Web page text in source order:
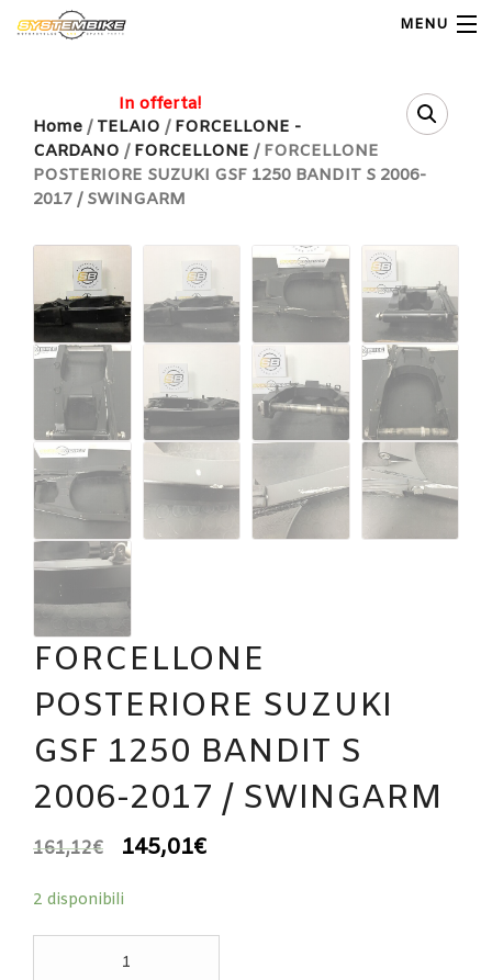
MENU
Home
Shop Moto
Shop Ricambi
Note Generali
Carrello
Contatti
Home / TELAIO / FORCELLONE -
CARDANO / FORCELLONE / FORCELLONE
POSTERIORE SUZUKI GSF 1250 BANDIT S 2006-
2017 / SWINGARM
In offerta!
FORCELLONE
POSTERIORE SUZUKI
GSF 1250 BANDIT S
2006-2017 / SWINGARM
161,12€ 145,01€
2 disponibili
POSTERIORE